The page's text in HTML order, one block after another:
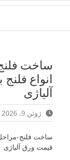
پرش فولاد آلیاژی-
ساخت
انواع
آلیاژی
ژوئن 9, 2026
ساخت فلنج-مراحل
قیمت ورق آلیاژی